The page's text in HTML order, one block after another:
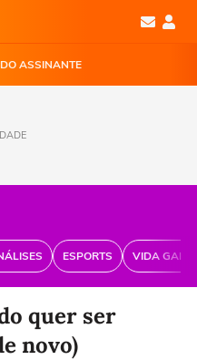
ASSINANTE
ESPORTS VIDA
quer ser
novo)